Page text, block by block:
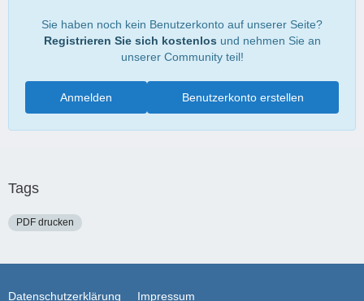
Sie haben noch kein Benutzerkonto auf unserer Seite?
Registrieren Sie sich kostenlos und nehmen Sie an
unserer Community teil!
Benutzerkonto erstellen
Anmelden
Tags
PDF drucken
Datenschutzerklärung Impressum